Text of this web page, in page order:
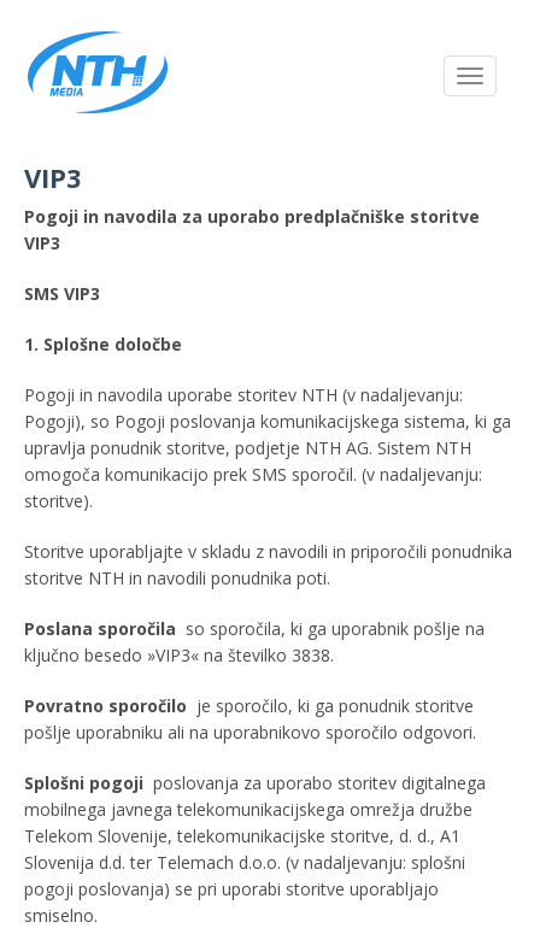
Toggle
VIP3
Pogoji in navodila za uporabo predplačniške storitve
VIP3
SMS VIP3
1. Splošne določbe
Pogoji in navodila uporabe storitev NTH (v nadaljevanju:
Pogoji), so Pogoji poslovanja komunikacijskega sistema, ki ga
upravlja ponudnik storitve, podjetje NTH AG. Sistem NTH
omogoča komunikacijo prek SMS sporočil. (v nadaljevanju:
storitve).
Storitve uporabljajte v skladu z navodili in priporočili ponudnika
storitve NTH in navodili ponudnika poti.
Poslana sporočila so sporočila, ki ga uporabnik pošlje na
ključno besedo »VIP3« na številko 3838.
Povratno sporočilo je sporočilo, ki ga ponudnik storitve
pošlje uporabniku ali na uporabnikovo sporočilo odgovori.
Splošni pogoji poslovanja za uporabo storitev digitalnega
mobilnega javnega telekomunikacijskega omrežja družbe
Telekom Slovenije, telekomunikacijske storitve, d. d., A1
Slovenija d.d. ter Telemach d.o.o. (v nadaljevanju: splošni
pogoji poslovanja) se pri uporabi storitve uporabljajo
smiselno.